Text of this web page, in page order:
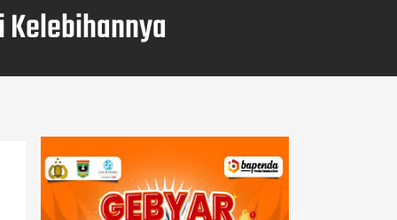
Kelebihannya